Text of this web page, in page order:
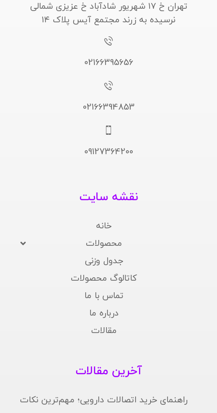
تهران خ ۱۷ شهریور شادآباد خ عزیزی شمالی
نرسیده به زرند مجتمع آیس پلاک ۱۴
02166395656
02166394853
09127364200
نقشه سایت
خانه
محصولات
جدول وزنی
کاتالوگ محصولات
تماس با ما
درباره ما
مقالات
آخرین مقالات
راهنمای خرید اتصالات دارویی؛ مهم‌ترین نکات